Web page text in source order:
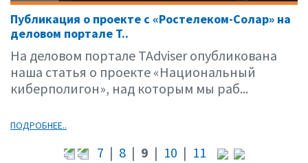
Публикация о проекте с «Ростелеком-Солар» на
деловом портале T..
На деловом портале TAdviser опубликована
наша статья о проекте «Национальный
киберполигон», над которым мы раб...
ПОДРОБНЕЕ..
7 | 8| 9 | 10 | 11